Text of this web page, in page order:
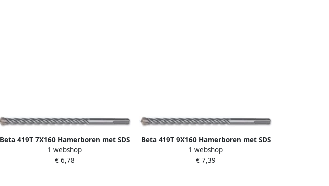
Beta 419T 7X160 Hamerboren met SDS
plus aansluiting | 4 spiraal en 4
snijvlakken 004190628
1 webshop
€ 6,78
Beta 419T 9X160 Hamerboren met SDS
plus aansluiting | 4 spiraal en 4
snijvlakken 004190644
1 webshop
€ 7,39